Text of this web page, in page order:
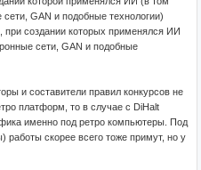
GAN и подобные технологии)
создании которых применялся ИИ
сети, GAN и подобные
и составители правил конкурсов не
платформ, то в случае с DiHalt
именно под ретро компьютеры. Под
скорее всего тоже примут, но у